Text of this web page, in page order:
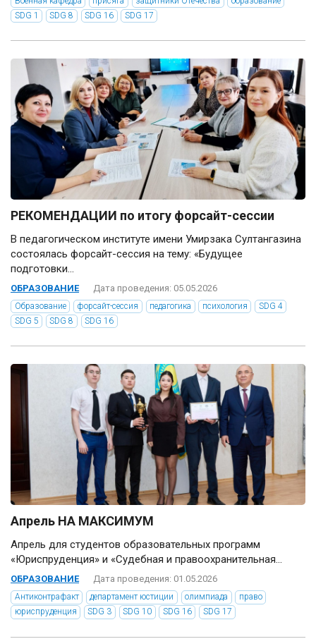
SDG 1
SDG 8 SDG 16 SDG 17
РЕКОМЕНДАЦИИ по итогу форсайт-сессии
В педагогическом институте имени Умирзака Султангазина
состоялась форсайт-сессия на тему: «Будущее
подготовки...
ОБРАЗОВАНИЕ Дата проведения: 05.05.2026
Образование форсайт-сессия педагогика психология
SDG 4
SDG 5
SDG 8 SDG 16
Апрель НА МАКСИМУМ
Апрель для студентов образовательных программ
«Юриспруденция» и «Судебная и правоохранительная...
ОБРАЗОВАНИЕ Дата проведения: 01.05.2026
Антиконтрафакт департамент юстиции олимпиада
право
юриспруденция
SDG 3 SDG 10 SDG 16 SDG 17